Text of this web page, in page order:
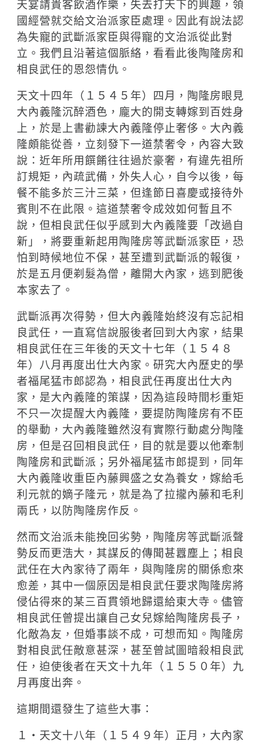
天宴請貴客飲酒作樂，失去打天下的興趣，領
國經營就交給文治派家臣處理。因此有說法認
為失寵的武斷派家臣與得寵的文治派從此對
立。我們且沿著這個脈絡，看看此後陶隆房和
相良武任的恩怨情仇。
天文十四年（１５４５年）四月，陶隆房眼見
大內義隆沉醉酒色，龐大的開支轉嫁到百姓身
上，於是上書勸諫大內義隆停止奢侈。大內義
隆頗能從善，立刻發下一道禁奢令，內容大致
說：近年所用饌餚往往過於豪奢，有違先祖所
訂規矩，內疏武備，外失人心，自今以後，每
餐不能多於三汁三菜，但逢節日喜慶或接待外
賓則不在此限。這道禁奢令成效如何暫且不
說，但相良武任似乎感到大內義隆要「改過自
新」，將要重新起用陶隆房等武斷派家臣，恐
怕到時候地位不保，甚至遭到武斷派的報復，
於是五月便剃髮為僧，離開大內家，逃到肥後
本家去了。
武斷派再次得勢，但大內義隆始終沒有忘記相
良武任，一直寫信說服後者回到大內家，結果
相良武任在三年後的天文十七年（１５４８
年）八月再度出仕大內家。研究大內歷史的學
者福尾猛市郎認為，相良武任再度出仕大內
家，是大內義隆的策謀，因為這段時間杉重矩
不只一次提醒大內義隆，要提防陶隆房有不臣
的舉動，大內義隆雖然沒有實際行動處分陶隆
房，但是召回相良武任，目的就是要以他牽制
陶隆房和武斷派；另外福尾猛市郎提到，同年
大內義隆收重臣內藤興盛之女為養女，嫁給毛
利元就的嫡子隆元，就是為了拉攏內藤和毛利
兩氏，以防陶隆房作反。
然而文治派未能挽回劣勢，陶隆房等武斷派聲
勢反而更浩大，其謀反的傳聞甚囂塵上；相良
武任在大內家待了兩年，與陶隆房的關係愈來
愈差，其中一個原因是相良武任要求陶隆房將
侵佔得來的某三百貫領地歸還給東大寺。儘管
相良武任曾提出讓自己女兒嫁給陶隆房長子，
化敵為友，但婚事談不成，可想而知。陶隆房
對相良武任敵意甚深，甚至曾試圖暗殺相良武
任，迫使後者在天文十九年（１５５０年）九
月再度出奔。
這期間還發生了這些大事：
１‧天文十八年（１５４９年）正月，大內家